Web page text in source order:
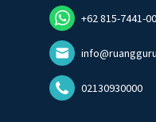
+62 815-7441-
02130930000